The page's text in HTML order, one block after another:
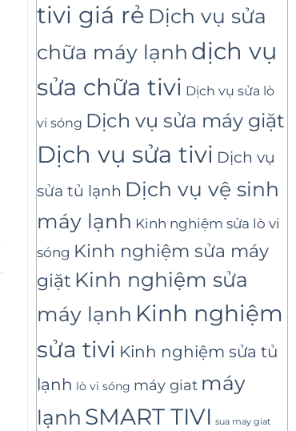
tivi giá rẻ Dịch vụ sửa
chữa máy lạnh dịch vụ
sửa chữa tivi Dịch vụ sửa lò
vi sóng Dịch vụ sửa máy giặt
Dịch vụ sửa tivi Dịch vụ
sửa tủ lạnh Dịch vụ vệ sinh
máy lạnh Kinh nghiệm sửa lò vi
sóng Kinh nghiệm sửa máy
giặt Kinh nghiệm sửa
máy lạnh Kinh nghiệm
sửa tivi Kinh nghiệm sửa tủ
lạnh lò vi sóng máy giat máy
lạnh SMART TIVI sua may giat